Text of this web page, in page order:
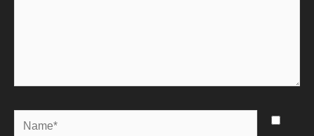
Name*